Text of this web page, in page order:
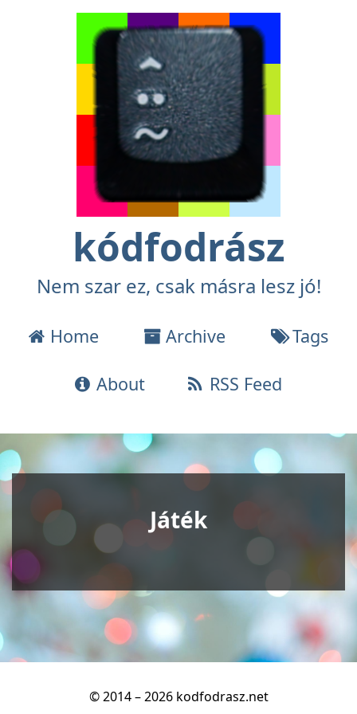
kódfodrász
Nem szar ez, csak másra lesz jó!
Home Archive Tags
About RSS Feed
Játék
© 2014 – 2026 kodfodrasz.net